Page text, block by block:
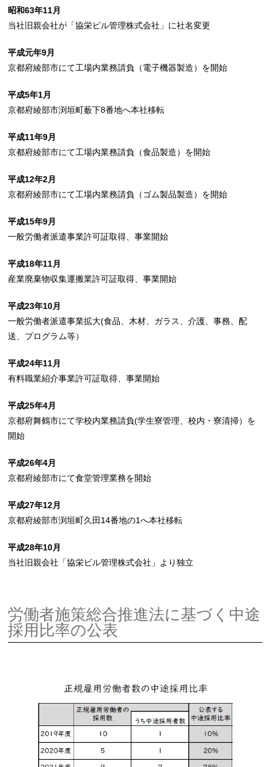
昭和63年11月
当社旧親会社が「協栄ビル管理株式会社」に社名変更
平成元年9月
京都府綾部市にて工場内業務請負（電子機器製造）を開始
平成5年1月
京都府綾部市渕垣町薮下8番地へ本社移転
平成11年9月
京都府綾部市にて工場内業務請負（食品製造）を開始
平成12年2月
京都府綾部市にて工場内業務請負（ゴム製品製造）を開始
平成15年9月
一般労働者派遣事業許可証取得、事業開始
平成18年11月
産業廃棄物収集運搬業許可証取得、事業開始
平成23年10月
一般労働者派遣事業拡大(食品、木材、ガラス、介護、事務、配
送、プログラム等）
平成24年11月
有料職業紹介事業許可証取得、事業開始
平成25年4月
京都府舞鶴市にて学校内業務請負(学生寮管理、校内・寮清掃）を
開始
平成26年4月
京都府綾部市にて食堂管理業務を開始
平成27年12月
京都府綾部市渕垣町久田14番地の1へ本社移転
平成28年10月
当社旧親会社「協栄ビル管理株式会社」より独立
労働者施策総合推進法に基づく中途
採用比率の公表